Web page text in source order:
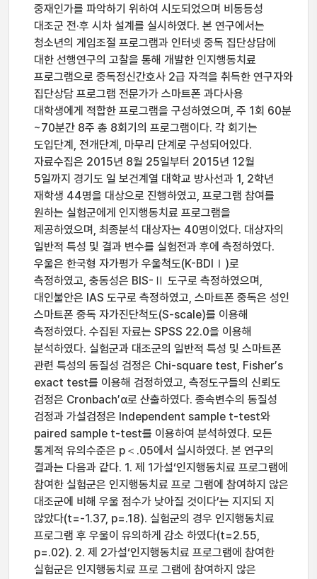
중재인가를 파악하기 위하여 시도되었으며 비동등성
대조군 전·후 시차 설계를 실시하였다. 본 연구에서는
청소년의 게임조절 프로그램과 인터넷 중독 집단상담에
대한 선행연구의 고찰을 통해 개발한 인지행동치료
프로그램으로 중독정신간호사 2급 자격을 취득한 연구자와
집단상담 프로그램 전문가가 스마트폰 과다사용
대학생에게 적합한 프로그램을 구성하였으며, 주 1회 60분
~70분간 8주 총 8회기의 프로그램이다. 각 회기는
도입단계, 전개단계, 마무리 단계로 구성되어있다.
자료수집은 2015년 8월 25일부터 2015년 12월
5일까지 경기도 일 보건계열 대학교 방사선과 1, 2학년
재학생 44명을 대상으로 진행하였고, 프로그램 참여를
원하는 실험군에게 인지행동치료 프로그램을
제공하였으며, 최종분석 대상자는 40명이었다. 대상자의
일반적 특성 및 결과 변수를 실험전과 후에 측정하였다.
우울은 한국형 자가평가 우울척도(K-BDIⅠ)로
측정하였고, 충동성은 BIS-Ⅱ 도구로 측정하였으며,
대인불안은 IAS 도구로 측정하였고, 스마트폰 중독은 성인
스마트폰 중독 자가진단척도(S-scale)를 이용해
측정하였다. 수집된 자료는 SPSS 22.0을 이용해
분석하였다. 실험군과 대조군의 일반적 특성 및 스마트폰
관련 특성의 동질성 검정은 Chi-square test, Fisher′s
exact test를 이용해 검정하였고, 측정도구들의 신뢰도
검정은 Cronbach′α로 산출하였다. 종속변수의 동질성
검정과 가설검정은 Independent sample t-test와
paired sample t-test를 이용하여 분석하였다. 모든
통계적 유의수준은 p＜.05에서 실시하였다. 본 연구의
결과는 다음과 같다. 1. 제 1가설‘인지행동치료 프로그램에
참여한 실험군은 인지행동치료 프로 그램에 참여하지 않은
대조군에 비해 우울 점수가 낮아질 것이다’는 지지되 지
않았다(t=-1.37, p=.18). 실험군의 경우 인지행동치료
프로그램 후 우울이 유의하게 감소 하였다(t=2.55,
p=.02). 2. 제 2가설‘인지행동치료 프로그램에 참여한
실험군은 인지행동치료 프로 그램에 참여하지 않은